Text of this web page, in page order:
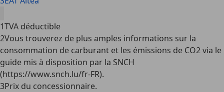
1TVA déductible
2Vous trouverez de plus amples informations sur la
consommation de carburant et les émissions de CO2 via le
guide mis à disposition par la SNCH
(https://www.snch.lu/fr-FR).
3Prix du concessionnaire.